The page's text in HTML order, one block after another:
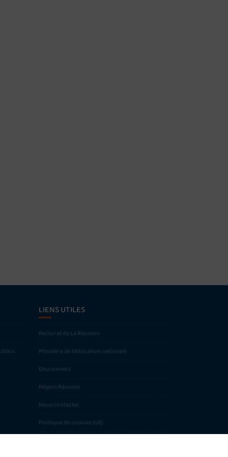
LIENS UTILES
Rectorat de La Réunion
Ministère de l’éducation nationale
Educonnect
Région Réunion
Nous contacter
Politique de cookies (UE)